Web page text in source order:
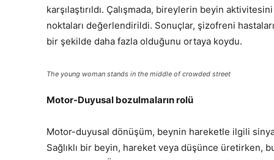
karşılaştırıldı. Çalışmada, bireylerin beyin
noktaları değerlendirildi. Sonuçlar, şizofreni
bir şekilde daha fazla olduğunu ortaya koydu.
The young woman stands in the middle of crowded street
Motor-Duyusal bozulmaların rolü
Motor-duyusal dönüşüm, beynin hareketle ilgili
Sağlıklı bir beyin, hareket veya düşünce üretirken,